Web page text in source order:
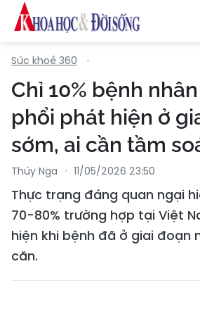
Sức khoẻ 360
Chỉ 10% bệnh
phổi phát hiện ở
sớm, ai cần tầm
Thúy Nga 11/05/2026 23:50
Thực trạng đáng quan ngại
70-80% trường hợp tại Việt
hiện khi bệnh đã ở giai đoạn
căn.